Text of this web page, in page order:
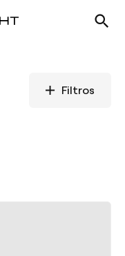
Filtros